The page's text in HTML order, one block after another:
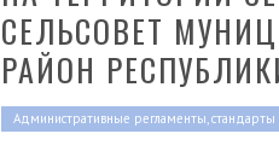
СЕЛЬСОВЕТ
РАЙОН
Административные регламенты, стандарты